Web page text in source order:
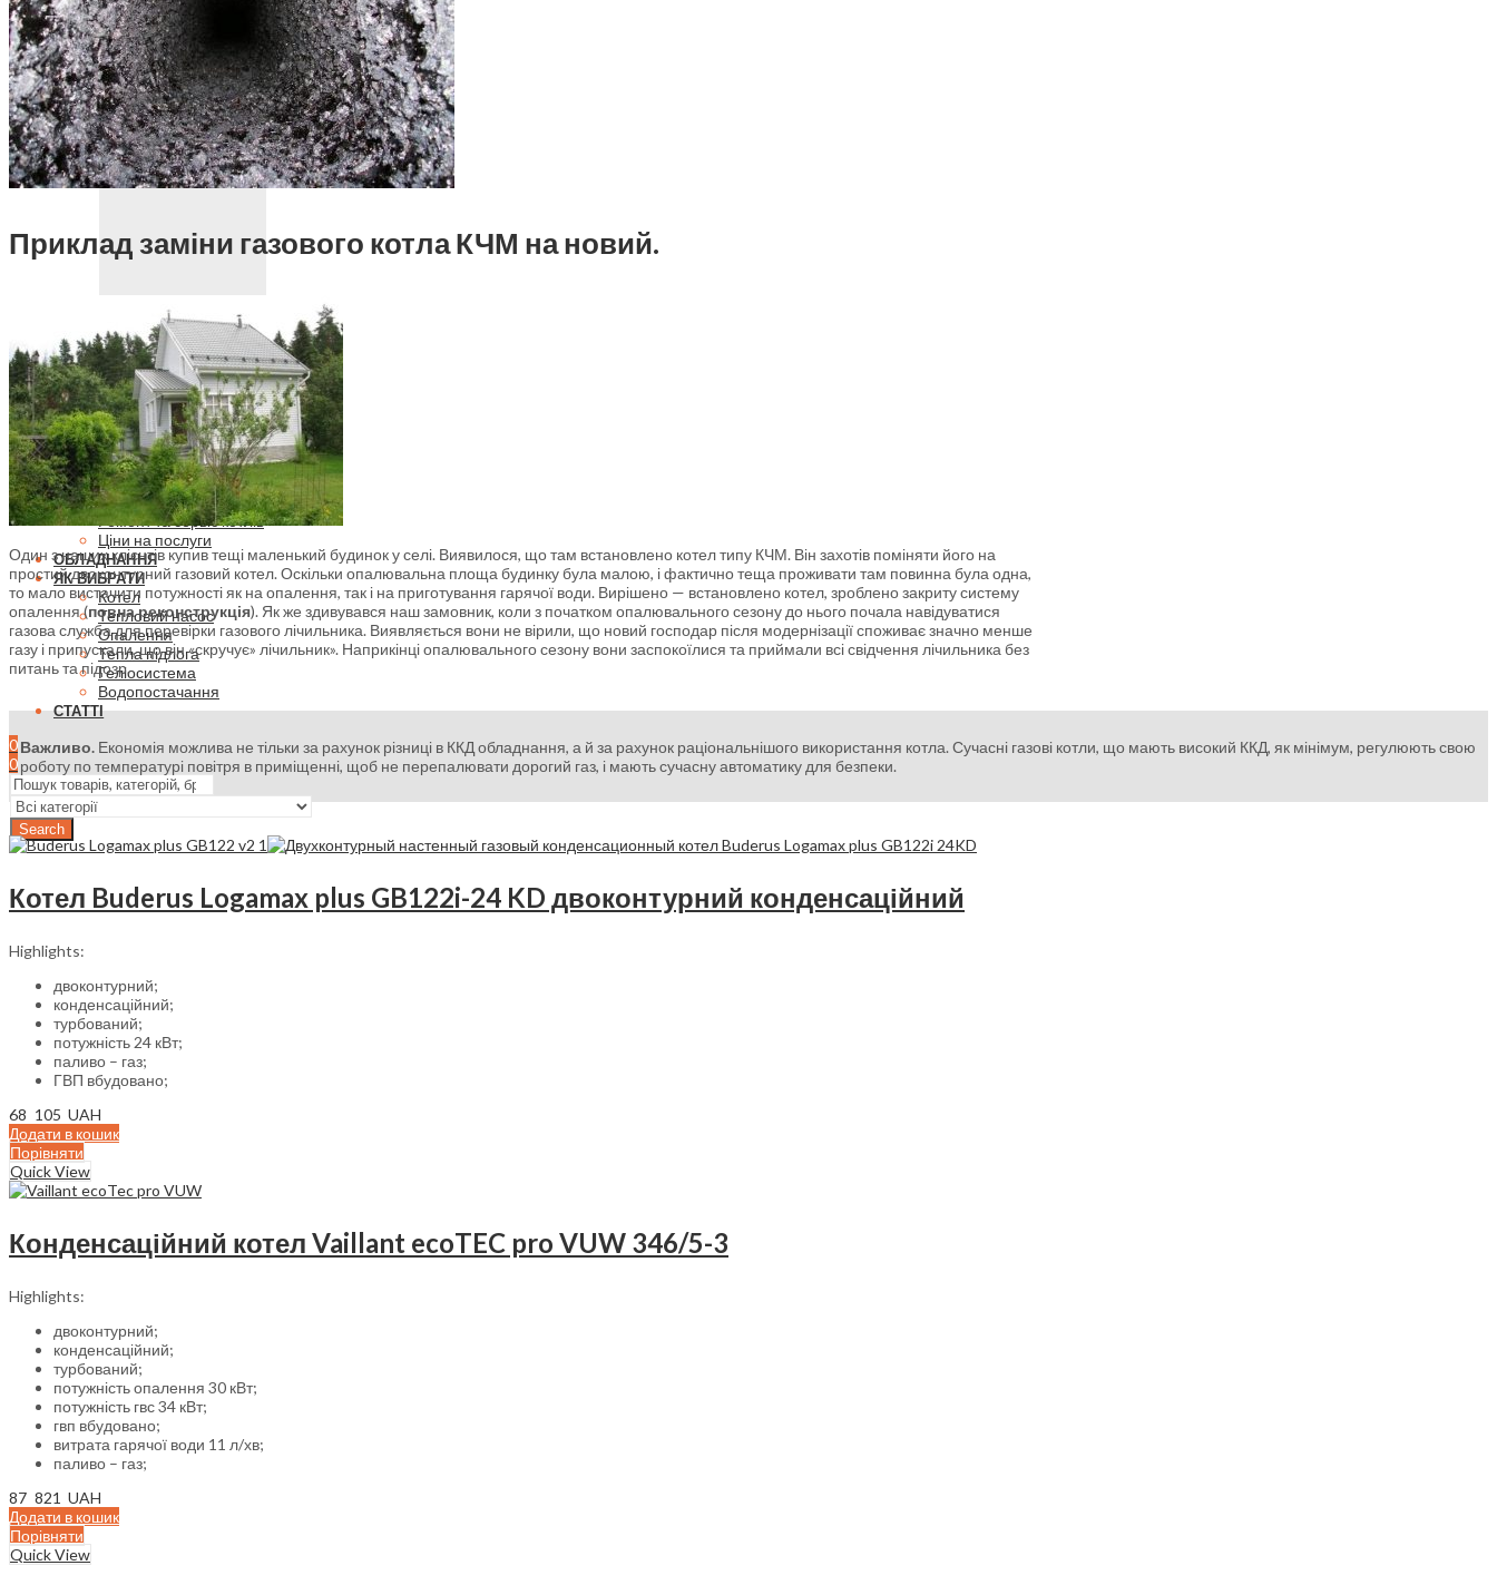
Теплові насоси
Теплові насоси
Теплові насоси повітря-вода
Геотермальні теплові насоси
Сонячні колектори
ГОЛОВНА
ПОСЛУГИ
Проект опалення
Монтаж котла
Монтаж системи опалення
Встановлення теплового насосу
Реконструкція котельні
Ремонт та сервіс котлів
Ціни на послуги
ОБЛАДНАННЯ
ЯК ВИБРАТИ
Котел
Тепловий насос
Опалення
Тепла підлога
Геліосистема
Водопостачання
СТАТТІ
0
0
Search
Приклад заміни газового котла КЧМ на новий.
Один з наших клієнтів купив тещі маленький будинок у селі. Виявилося, що там встановлено котел типу КЧМ. Він захотів поміняти його на
простий двоконтурний газовий котел. Оскільки опалювальна площа будинку була малою, і фактично теща проживати там повинна була одна,
то мало вистачити потужності як на опалення, так і на приготування гарячої води. Вирішено — встановлено котел, зроблено закриту систему
опалення (повна реконструкція). Як же здивувався наш замовник, коли з початком опалювального сезону до нього почала навідуватися
газова служба для перевірки газового лічильника. Виявляється вони не вірили, що новий господар після модернізації споживає значно менше
газу і припускали, що він «скручує» лічильник». Наприкінці опалювального сезону вони заспокоїлися та приймали всі свідчення лічильника без
питань та підозр.
Важливо. Економія можлива не тільки за рахунок різниці в ККД обладнання, а й за рахунок раціональнішого використання котла. Сучасні газові котли, що мають високий ККД, як мінімум, регулюють свою
роботу по температурі повітря в приміщенні, щоб не перепалювати дорогий газ, і мають сучасну автоматику для безпеки.
Котел Buderus Logamax plus GB122i-24 KD двоконтурний конденсаційний
Highlights:
двоконтурний;
конденсаційний;
турбований;
потужність 24 кВт;
паливо – газ;
ГВП вбудовано;
68 105 UAH
Додати в кошик
Порівняти
Quick View
Конденсаційний котел Vaillant ecoTEC pro VUW 346/5-3
Highlights:
двоконтурний;
конденсаційний;
турбований;
потужність опалення 30 кВт;
потужність гвс 34 кВт;
гвп вбудовано;
витрата гарячої води 11 л/хв;
паливо – газ;
87 821 UAH
Додати в кошик
Порівняти
Quick View